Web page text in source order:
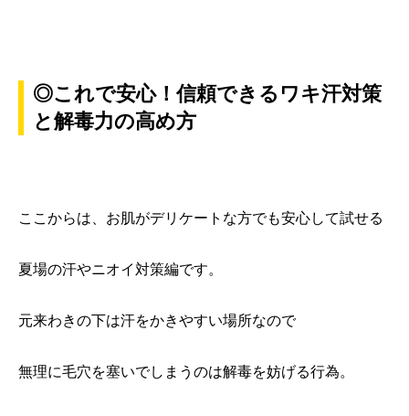
◎これで安心！信頼できるワキ汗対策
と解毒力の高め方
ここからは、お肌がデリケートな方でも安心して試せる
夏場の汗やニオイ対策編です。
元来わきの下は汗をかきやすい場所なので
無理に毛穴を塞いでしまうのは解毒を妨げる行為。